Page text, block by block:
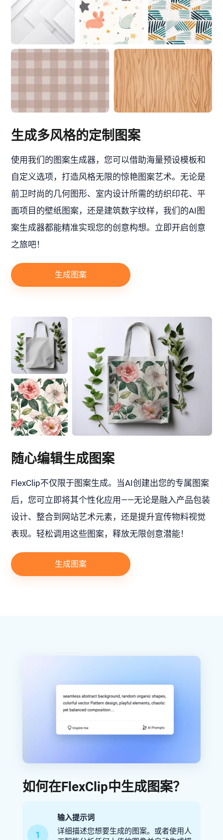
生成多风格的定制图案
使用我们的图案生成器，您可以借助海量预设模板和
自定义选项，打造风格无限的惊艳图案艺术。无论是
前卫时尚的几何图形、室内设计所需的纺织印花、平
面项目的壁纸图案，还是建筑数字纹样，我们的AI图
案生成器都能精准实现您的创意构想。立即开启创意
之旅吧！
生成图案
随心编辑生成图案
FlexClip不仅限于图案生成。当AI创建出您的专属图案
后，您可立即将其个性化应用——无论是融入产品包装
设计、整合到网站艺术元素，还是提升宣传物料视觉
表现。轻松调用这些图案，释放无限创意潜能！
生成图案
如何在FlexClip中生成图案？
1
输入提示词
详细描述您想要生成的图案。或者使用人